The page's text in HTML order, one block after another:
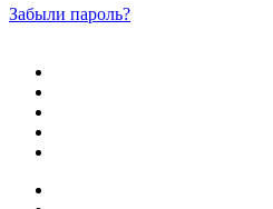
Забыли пароль?